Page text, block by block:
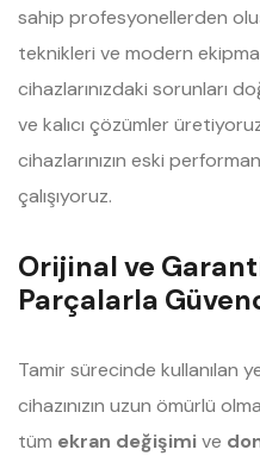
sahip profesyonellerden
teknikleri ve modern
cihazlarınızdaki sorunları
ve kalıcı çözümler
cihazlarınızın eski
çalışıyoruz.
Orijinal ve
Parçalarla
Tamir sürecinde kullanılan
cihazınızın uzun ömürlü
tüm ekran değişimive